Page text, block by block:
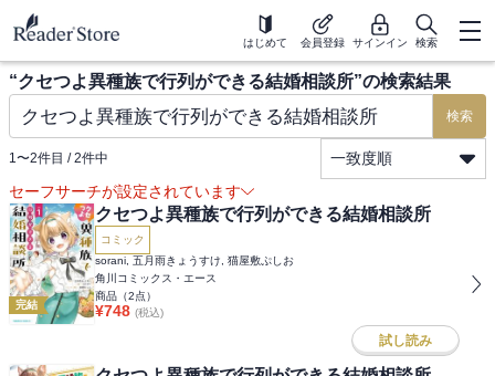
はじめて 会員登録 サインイン 検索
“クセつよ異種族で行列ができる結婚相談所”の検索結果
検索
1〜2件目 / 2件中
一致度順
セーフサーチが設定されています
完結
クセつよ異種族で行列ができる結婚相談所
コミック
sorani, 五月雨きょうすけ, 猫屋敷ぷしお
角川コミックス・エース
商品（2点）
¥748 (税込)
試し読み